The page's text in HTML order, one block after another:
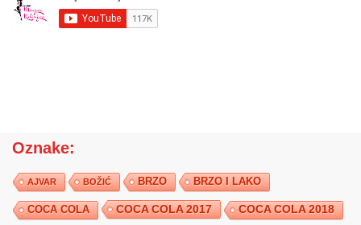
Oznake:
AJVAR BOŽIĆ BRZO BRZO I LAKO
COCA COLA COCA COLA 2017 COCA COLA 2018